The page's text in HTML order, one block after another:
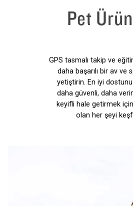
Pet
GPS tasmalı takip ve
daha başarılı bir av ve
yetiştirin. En iyi
daha güvenli, daha
keyifli hale getirmek için
olan her şeyi